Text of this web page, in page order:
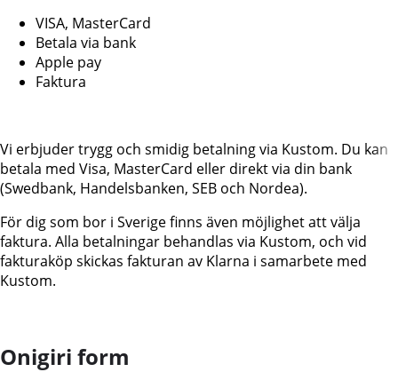
VISA, MasterCard
Betala via bank
Apple pay
Faktura
Vi erbjuder trygg och smidig betalning via Kustom. Du kan
betala med Visa, MasterCard eller direkt via din bank
(Swedbank, Handelsbanken, SEB och Nordea).
För dig som bor i Sverige finns även möjlighet att välja
faktura. Alla betalningar behandlas via Kustom, och vid
fakturaköp skickas fakturan av Klarna i samarbete med
Kustom.
Onigiri form